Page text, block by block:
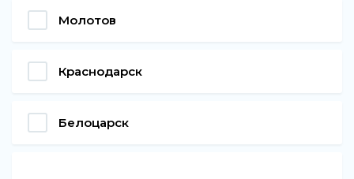
Молотов
Краснодарск
Белоцарск